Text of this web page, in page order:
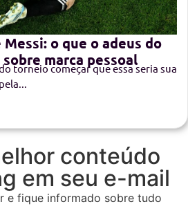
o que o adeus do
marca pessoal
torneio começar que essa seria sua
conteúdo
em seu e-mail
e fique informado sobre tudo